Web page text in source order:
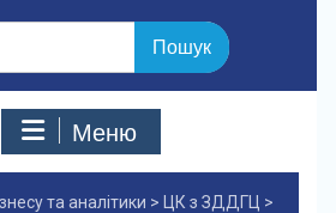
Меню
та аналітики > ЦК з ЗДДГЦ >